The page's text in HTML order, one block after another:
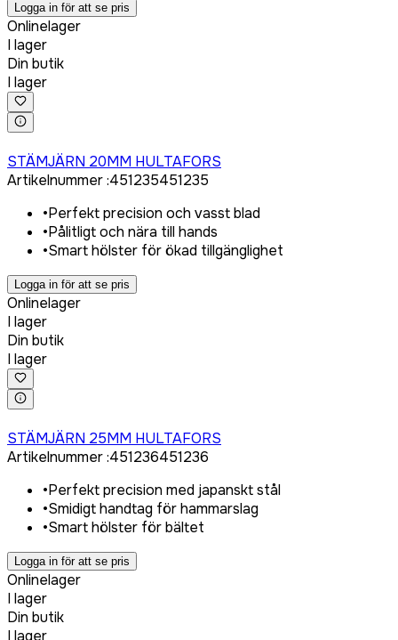
Logga in för att se pris
Onlinelager
I lager
Din butik
I lager
STÄMJÄRN 20MM HULTAFORS
Artikelnummer:451235451235
•Perfekt precision och vasst blad
•Pålitligt och nära till hands
•Smart hölster för ökad tillgänglighet
Logga in för att se pris
Onlinelager
I lager
Din butik
I lager
STÄMJÄRN 25MM HULTAFORS
Artikelnummer:451236451236
•Perfekt precision med japanskt stål
•Smidigt handtag för hammarslag
•Smart hölster för bältet
Logga in för att se pris
Onlinelager
I lager
Din butik